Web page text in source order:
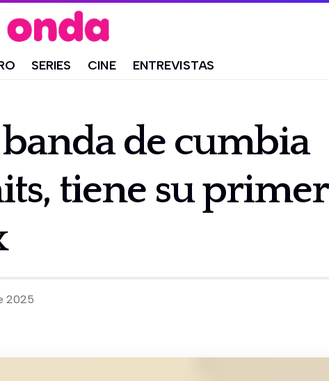
SERIES CINE ENTREVISTAS
de cumbia
tiene su primer
2025